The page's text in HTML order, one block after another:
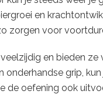
en
zorgen voor
en bieden
onderhandse grip,
de oefening ook